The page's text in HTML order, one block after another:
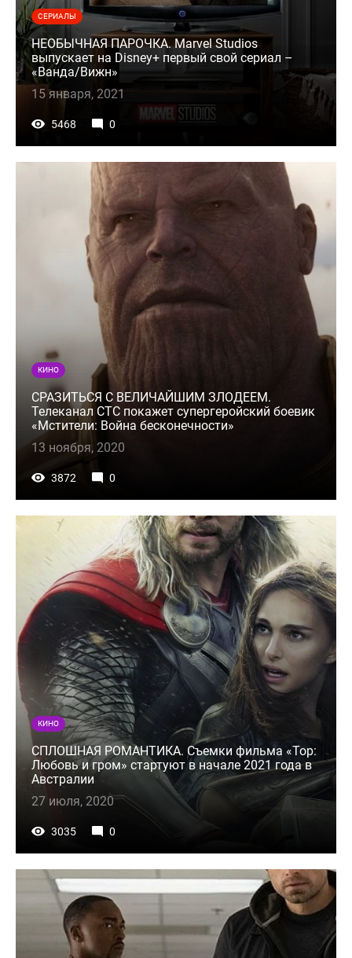
СЕРИАЛЫ
НЕОБЫЧНАЯ ПАРОЧКА. Marvel Studios
выпускает на Disney+ первый свой сериал –
«Ванда/Вижн»
15 января, 2021
5468 0
КИНО
СРАЗИТЬСЯ С ВЕЛИЧАЙШИМ ЗЛОДЕЕМ.
Телеканал СТС покажет супергеройский боевик
«Мстители: Война бесконечности»
13 ноября, 2020
3872 0
КИНО
СПЛОШНАЯ РОМАНТИКА. Съемки фильма «Тор:
Любовь и гром» стартуют в начале 2021 года в
Австралии
27 июля, 2020
3035 0